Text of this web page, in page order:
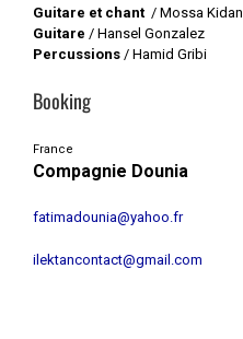
Guitare et chant / Mossa Kidan
Guitare / Hansel Gonzalez
Percussions / Hamid Gribi
Booking
France
Compagnie Dounia
fatimadounia@yahoo.fr
ilektancontact@gmail.com